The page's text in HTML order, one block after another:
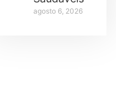
agosto 6, 2026